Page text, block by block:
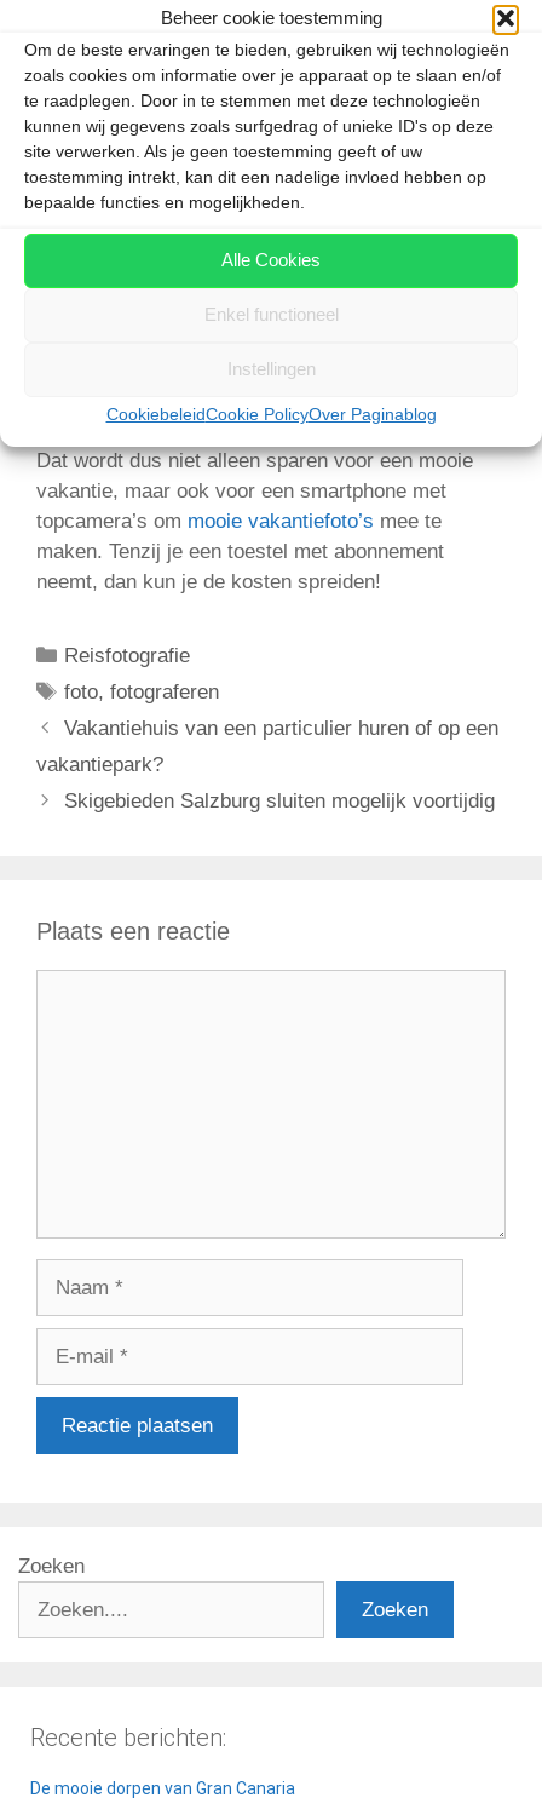
Beheer cookie toestemming
Om de beste ervaringen te bieden, gebruiken wij technologieën
zoals cookies om informatie over je apparaat op te slaan en/of
te raadplegen. Door in te stemmen met deze technologieën
kunnen wij gegevens zoals surfgedrag of unieke ID's op deze
site verwerken. Als je geen toestemming geeft of uw
toestemming intrekt, kan dit een nadelige invloed hebben op
bepaalde functies en mogelijkheden.
Alle Cookies
Enkel functioneel
Instellingen
CookiebeleidCookie PolicyOver Paginablog
de Chinese fabrikant Oppo tot nu afleverde. Zowel
op een zonnige dag in de buitenlucht als in een
slecht verlichte ruimte maakt dit toestel uitstekende
plaatjes. De Find X2 Pro heeft een groothoeklens
en een ultragroothoeklens plus 5x zoom. Filmen
kan in 4K. Maar wat het meest bijzonder is aan
deze camera’s, is de periscoop
vervolgens door een spiegel gereflecteerd in een
aankomt die loodrecht op de behuizing van de
Dat wordt dus niet alleen sparen voor een mooie
vakantie, maar ook voor een smartphone met
topcamera’s om mooie vakantiefoto’s mee te
maken. Tenzij je een toestel met abonnement
neemt, dan kun je de kosten spreiden!
Categorieën
Reisfotografie
Tags
foto,fotograferen
Vakantiehuis van een particulier huren of op een
vakantiepark?
Skigebieden Salzburg sluiten mogelijk voortijdig
Plaats een reactie
Zoeken
Zoeken
Recente berichten:
De mooie dorpen van Gran Canaria